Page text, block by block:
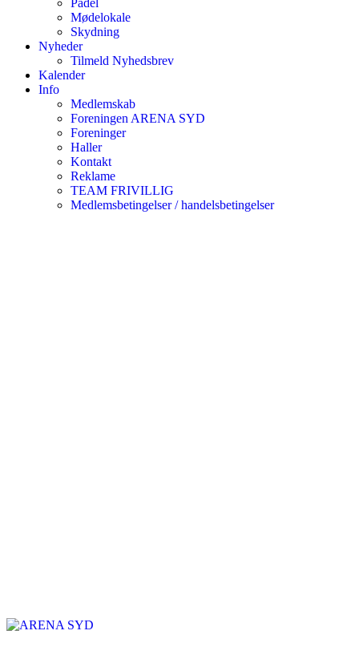
Padel
Mødelokale
Skydning
Nyheder
Tilmeld Nyhedsbrev
Kalender
Info
Medlemskab
Foreningen ARENA SYD
Foreninger
Haller
Kontakt
Reklame
TEAM FRIVILLIG
Medlemsbetingelser / handelsbetingelser